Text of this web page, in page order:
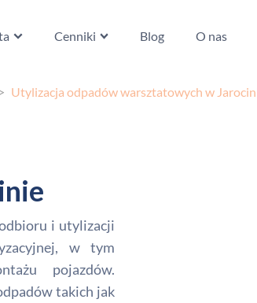
Cenniki Blog O nas
Utylizacja odpadów warsztatowych w
i utylizacji
w tym
pojazdów.
takich jak